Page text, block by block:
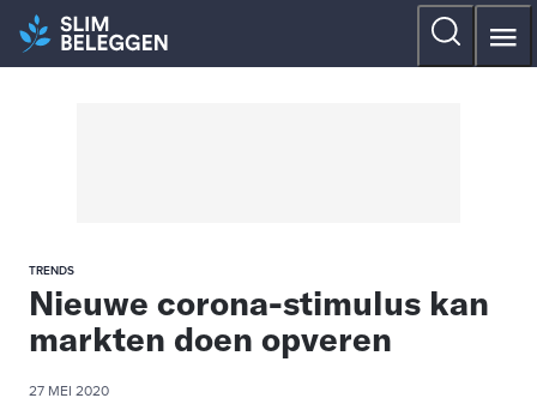
TRENDS
Nieuwe corona-stimulus kan
markten doen opveren
27 MEI 2020